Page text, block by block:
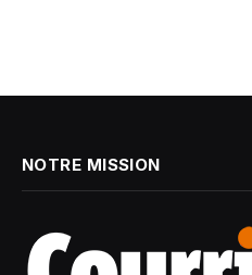
NOTRE MISSION